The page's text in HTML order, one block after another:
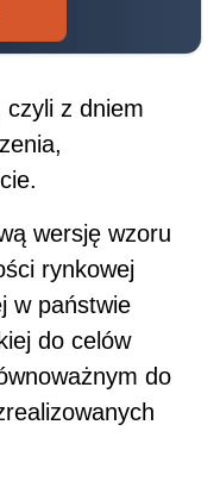
z dniem
wersję wzoru
rynkowej
w państwie
do celów
do